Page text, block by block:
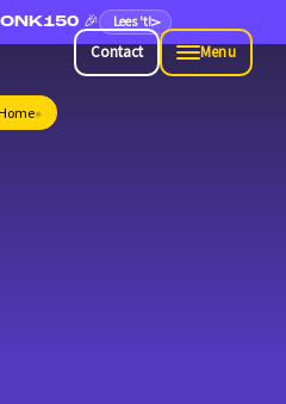
🎉 Lees 't!
Contact Menu
»
Contact Menu